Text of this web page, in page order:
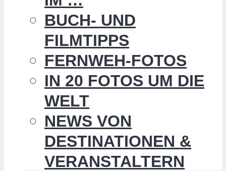
BUCH- UND
FILMTIPPS
FERNWEH-FOTOS
IN 20 FOTOS UM DIE
WELT
NEWS VON
DESTINATIONEN &
VERANSTALTERN